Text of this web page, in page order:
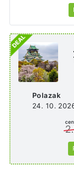
Polazak
24. 10.